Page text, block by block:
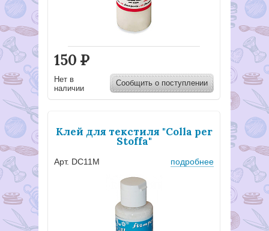
150 Р
Нет в
наличии
Сообщить о поступлении
Клей для текстиля "Colla per
Stoffa"
Арт. DC11M подробнее